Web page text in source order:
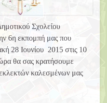
Σχολείου
6η εκπομπή μας που
28 Ιουνίου 2015 στις 10
θα σας κρατήσουμε
καλεσμένων μας